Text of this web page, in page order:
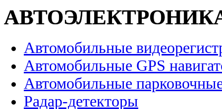
Автомобильные
Автомобильные GPS
Автомобильные
Радар-детекторы